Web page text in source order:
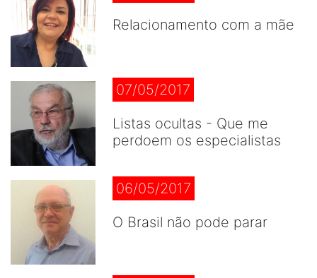
Relacionamento com a mãe
07/05/2017
Listas ocultas - Que me
perdoem os especialistas
06/05/2017
O Brasil não pode parar